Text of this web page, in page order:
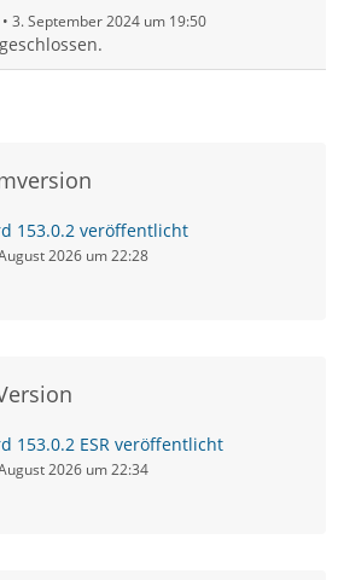
3. September 2024 um 19:50
153.0.2 veröffentlicht
2026 um 22:28
153.0.2 ESR veröffentlicht
2026 um 22:34